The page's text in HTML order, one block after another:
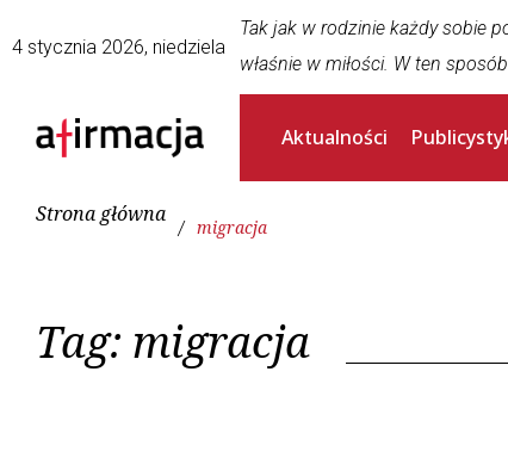
4 stycznia 2026, niedziela
Tak jak w rodzinie każdy sobie
właśnie w miłości. W ten
Aktualności
Strona główna
/ migracja
Tag: migracja